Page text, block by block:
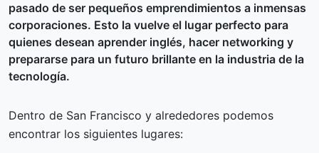
pasado de ser pequeños emprendimientos a inmensas
corporaciones. Esto la vuelve el lugar perfecto para
quienes desean aprender inglés, hacer networking y
prepararse para un futuro brillante en la industria de la
tecnología.
Dentro de San Francisco y alrededores podemos
encontrar los siguientes lugares: